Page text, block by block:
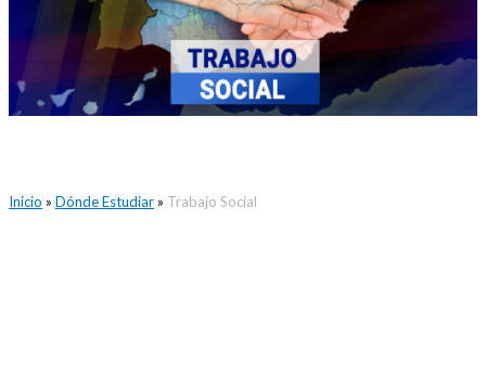
Inicio » Dónde Estudiar » Trabajo Social